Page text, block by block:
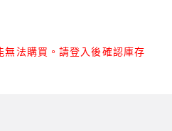
無法購買。請登入後確認庫存